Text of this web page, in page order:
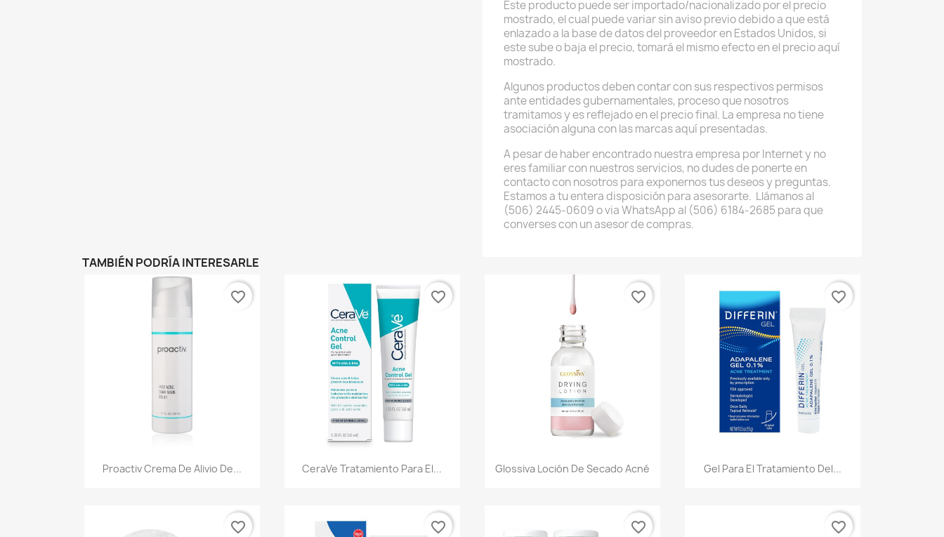
Este producto puede ser importado/nacionalizado por el precio
mostrado, el cual puede variar sin aviso previo debido a que está
enlazado a la base de datos del proveedor en Estados Unidos, si
este sube o baja el precio, tomará el mismo efecto en el precio aquí
mostrado.
Algunos productos deben contar con sus respectivos permisos
ante entidades gubernamentales, proceso que nosotros
tramitamos y es reflejado en el precio final. La empresa no tiene
asociación alguna con las marcas aquí presentadas.
A pesar de haber encontrado nuestra empresa por Internet y no
eres familiar con nuestros servicios, no dudes de ponerte en
contacto con nosotros para exponernos tus deseos y preguntas.
Estamos a tu entera disposición para asesorarte. Llámanos al
(506) 2445-0609 o via WhatsApp al (506) 6184-2685 para que
converses con un asesor de compras.
TAMBIÉN PODRÍA INTERESARLE
Vista rápida
Proactiv Crema De Alivio De...
favorite_border
Vista rápida
CeraVe Tratamiento Para El...
favorite_border
Vista rápida
Glossiva Loción De Secado Acné
favorite_border
Vista rápida
Gel Para El Tratamiento Del...
favorite_border
favorite_border favorite_border favorite_border favorite_border